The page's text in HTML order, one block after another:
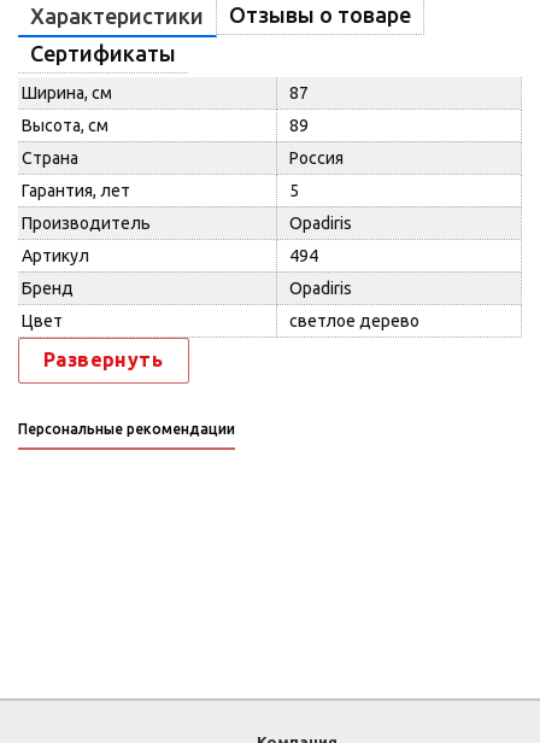
Характеристики
Отзывы о товаре
Сертификаты
Ширина, см
87
Высота, см
89
Страна
Россия
Гарантия, лет
5
Производитель
Opadiris
Артикул
494
Бренд
Opadiris
Цвет
светлое дерево
Развернуть
Персональные рекомендации